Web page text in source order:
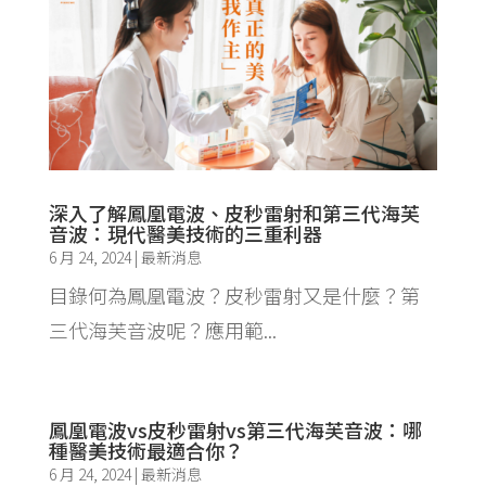
深入了解鳳凰電波、皮秒雷射和第三代海芙
音波：現代醫美技術的三重利器
6 月 24, 2024| 最新消息
目錄何為鳳凰電波？皮秒雷射又是什麼？第
三代海芙音波呢？應用範...
鳳凰電波vs皮秒雷射vs第三代海芙音波：哪
種醫美技術最適合你？
6 月 24, 2024| 最新消息